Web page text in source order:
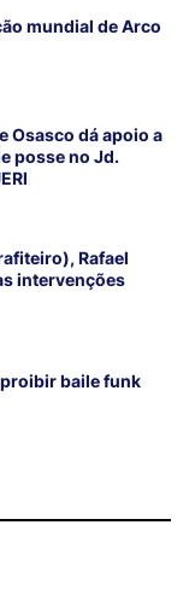
mundial de Arco
Osasco dá apoio a
posse no Jd.
Rafael
intervenções
baile funk